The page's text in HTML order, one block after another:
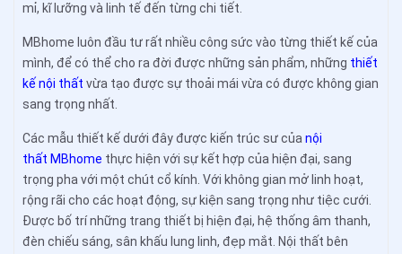
mỉ, kĩ lưỡng và linh tế đến từng chi tiết.
MBhome luôn đầu tư rất nhiều công sức vào từng thiết kế của
mình, để có thể cho ra đời được những sản phẩm, những thiết
kế nội thất vừa tạo được sự thoải mái vừa có được không gian
sang trọng nhất.
Các mẫu thiết kế dưới đây được kiến trúc sư của nội
thất MBhome thực hiện với sự kết hợp của hiện đại, sang
trọng pha với một chút cổ kính. Với không gian mở linh hoạt,
rộng rãi cho các hoạt động, sự kiện sang trọng như tiệc cưới.
Được bố trí những trang thiết bị hiện đại, hệ thống âm thanh,
đèn chiếu sáng, sân khấu lung linh, đẹp mắt. Nội thất bên